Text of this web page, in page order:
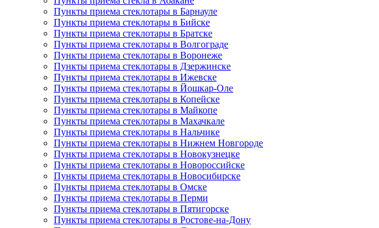
Пункты приема стеклотары в Барнауле
Пункты приема стеклотары в Бийске
Пункты приема стеклотары в Братске
Пункты приема стеклотары в Волгограде
Пункты приема стеклотары в Воронеже
Пункты приема стеклотары в Дзержинске
Пункты приема стеклотары в Ижевске
Пункты приема стеклотары в Йошкар-Оле
Пункты приема стеклотары в Копейске
Пункты приема стеклотары в Майкопе
Пункты приема стеклотары в Махачкале
Пункты приема стеклотары в Нальчике
Пункты приема стеклотары в Нижнем Новгороде
Пункты приема стеклотары в Новокузнецке
Пункты приема стеклотары в Новороссийске
Пункты приема стеклотары в Новосибирске
Пункты приема стеклотары в Омске
Пункты приема стеклотары в Перми
Пункты приема стеклотары в Пятигорске
Пункты приема стеклотары в Ростове-на-Дону